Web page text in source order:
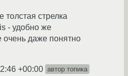
стрелка
- удобно же
даже понятно
+00:00 автор топика